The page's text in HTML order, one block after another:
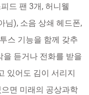
드 팬 3개, 허니웰
님), 소음 상쇄 헤드폰,
스 기능을 함께 갖추
을 듣거나 전화를 받을
있어도 김이 서리지
면 미래의 공상과학